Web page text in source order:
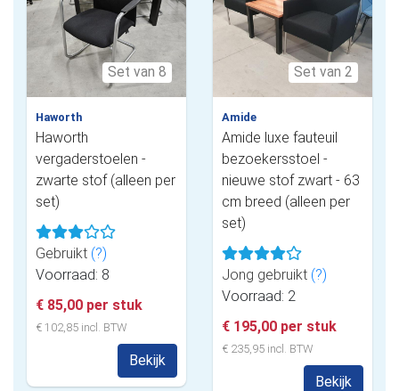
Set van 8
Haworth
Haworth
vergaderstoelen -
zwarte stof (alleen per
set)
Gebruikt (?)
Voorraad: 8
€ 85,00 per stuk
€ 102,85 incl. BTW
Bekijk
Set van 2
Amide
Amide luxe fauteuil
bezoekersstoel -
nieuwe stof zwart - 63
cm breed (alleen per
set)
Jong gebruikt (?)
Voorraad: 2
€ 195,00 per stuk
€ 235,95 incl. BTW
Bekijk